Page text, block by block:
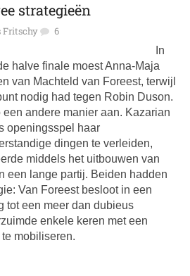
strategieën
Fritschy 6
In
halve finale moest Anna-Maja
van Machteld van Foreest, terwijl
nodig had tegen Robin Duson.
andere manier aan. Kazarian
openingsspel haar
dingen te verleiden,
middels het uitbouwen van
een lange partij. Beiden hadden
Van Foreest besloot in een
tot een meer dan dubieus
enkele keren met een
mobiliseren.